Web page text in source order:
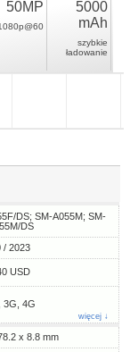
50MP
5000
mAh
szybkie
ładowanie
DS; SM-A055M; SM-
DS
/ 2023
USD
3G, 4G
więcej ↓
x 8.8 mm